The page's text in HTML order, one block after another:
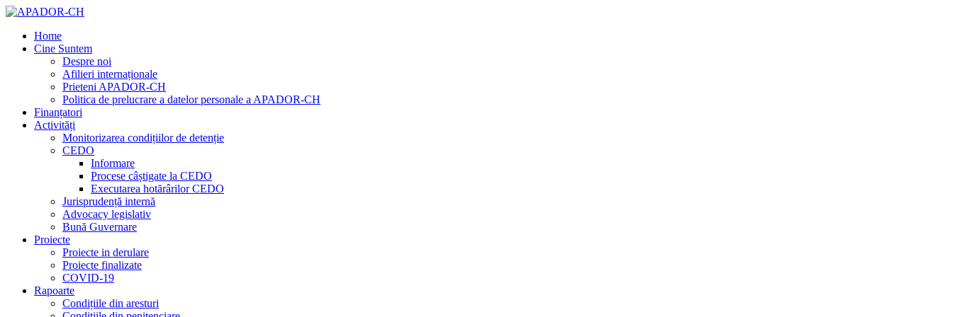
Home
Cine Suntem
Despre noi
Afilieri internaționale
Prieteni APADOR-CH
Politica de prelucrare a datelor personale a APADOR-CH
Finanțatori
Activități
Monitorizarea condițiilor de detenție
CEDO
Informare
Procese câștigate la CEDO
Executarea hotărârilor CEDO
Jurisprudență internă
Advocacy legislativ
Bună Guvernare
Proiecte
Proiecte in derulare
Proiecte finalizate
COVID-19
Rapoarte
Condițiile din aresturi